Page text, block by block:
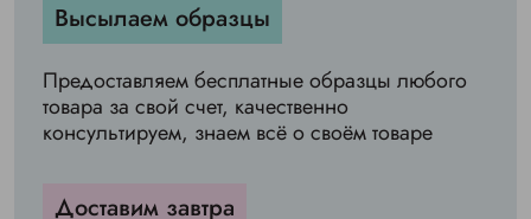
Высылаем образцы
Предоставляем бесплатные образцы любого
товара за свой счет, качественно
консультируем, знаем всё о своём товаре
Доставим завтра